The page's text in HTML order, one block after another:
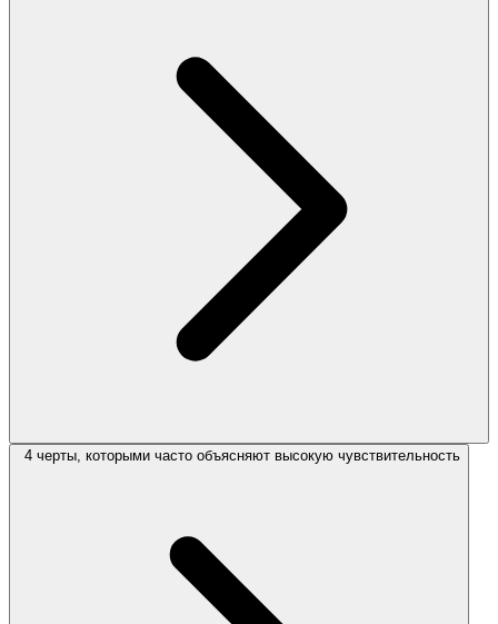
4 черты, которыми часто объясняют высокую чувствительность